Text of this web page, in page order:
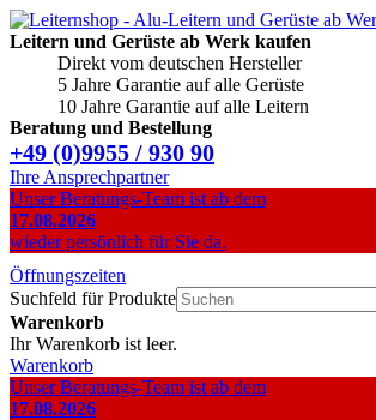
Leitern und Gerüste ab Werk kaufen
Direkt vom deutschen Hersteller
5 Jahre Garantie auf alle Gerüste
10 Jahre Garantie auf alle Leitern
Beratung und Bestellung
+49 (0)9955 / 930 90
Ihre Ansprechpartner
Unser Beratungs-Team ist ab dem
17.08.2026
wieder persönlich für Sie da.
Öffnungszeiten
Suchfeld für Produkte
Warenkorb
Ihr Warenkorb ist leer.
Warenkorb
Unser Beratungs-Team ist ab dem
17.08.2026